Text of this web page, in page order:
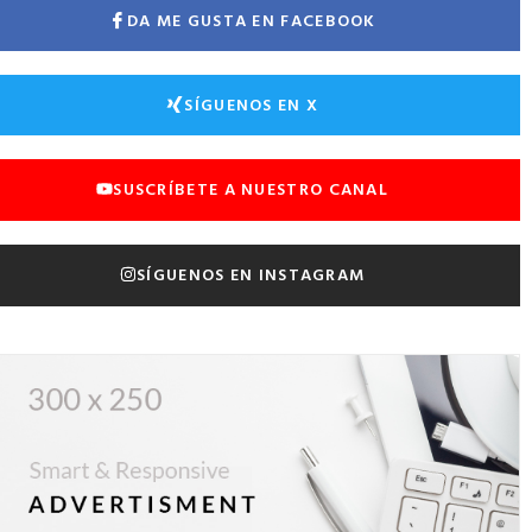
DA ME GUSTA EN FACEBOOK
SÍGUENOS EN X
SUSCRÍBETE A NUESTRO CANAL
SÍGUENOS EN INSTAGRAM